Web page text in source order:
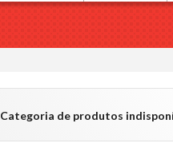
Categoria de produtos